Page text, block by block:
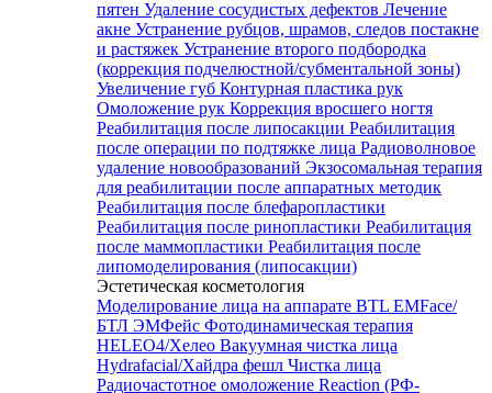
пятен Удаление сосудистых дефектов Лечение
акне Устранение рубцов, шрамов, следов постакне
и растяжек Устранение второго подбородка
(коррекция подчелюстной/субментальной зоны)
Увеличение губ Контурная пластика рук
Омоложение рук Коррекция вросшего ногтя
Реабилитация после липосакции Реабилитация
после операции по подтяжке лица Радиоволновое
удаление новообразований Экзосомальная терапия
для реабилитации после аппаратных методик
Реабилитация после блефаропластики
Реабилитация после ринопластики Реабилитация
после маммопластики Реабилитация после
липомоделирования (липосакции)
Эстетическая косметология
Моделирование лица на аппарате BTL EMFace/
БТЛ ЭМФейс Фотодинамическая терапия
HELEO4/Хелео Вакуумная чистка лица
Hydrafacial/Хайдра фешл Чистка лица
Радиочастотное омоложение Reaction (РФ-